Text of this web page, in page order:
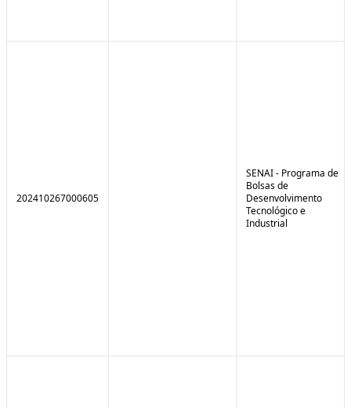
202410267000605
SENAI - Programa de
Bolsas de
Desenvolvimento
Tecnológico e
Industrial